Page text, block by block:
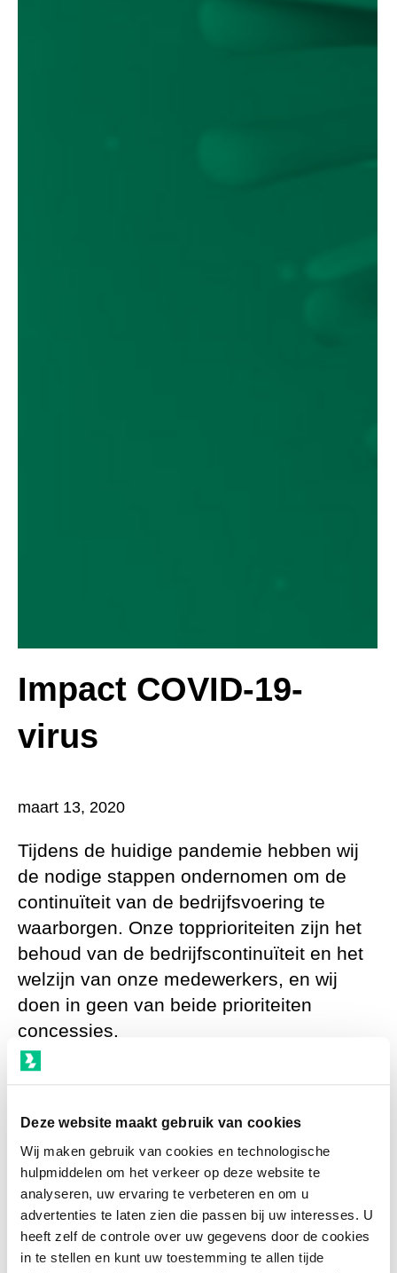
Deze website maakt gebruik van cookies
Wij maken gebruik van cookies en technologische
hulpmiddelen om het verkeer op deze website te
analyseren, uw ervaring te verbeteren en om u
advertenties te laten zien die passen bij uw interesses. U
heeft zelf de controle over uw gegevens door de cookies
in te stellen en kunt uw toestemming te allen tijde
Impact COVID-19-
virus
maart 13, 2020
Tijdens de huidige pandemie hebben wij
de nodige stappen ondernomen om de
continuïteit van de bedrijfsvoering te
waarborgen. Onze topprioriteiten zijn het
behoud van de bedrijfscontinuïteit en het
welzijn van onze medewerkers, en wij
doen in geen van beide prioriteiten
concessies.
Wij hebben een business impactanalyse
noodherstelplan en een beheerplan voor
bedrijfscontinuïteit.
Wij hebben onze toeleveringslijnen zo
ingericht dat onze faciliteiten voldoende
worden bevoorraad;